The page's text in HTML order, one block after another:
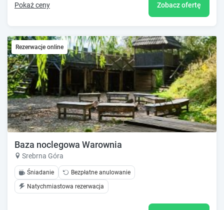
Pokaż ceny Zobacz ofertę
Rezerwacje online
Baza noclegowa Warownia
Srebrna Góra
Śniadanie
Bezpłatne anulowanie
Natychmiastowa rezerwacja